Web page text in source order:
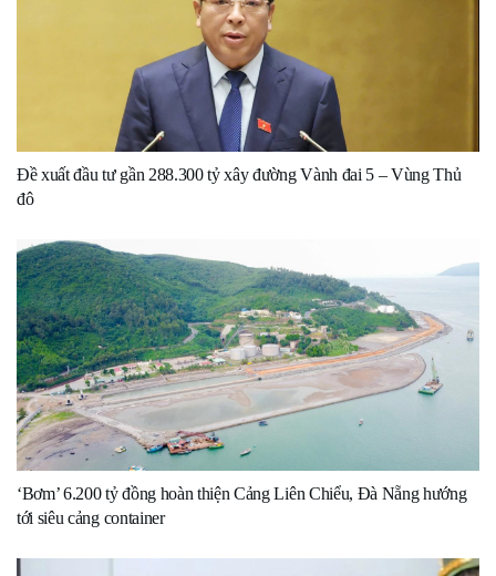
Đề xuất đầu tư gần 288.300 tỷ xây đường Vành đai 5 – Vùng Thủ
đô
‘Bơm’ 6.200 tỷ đồng hoàn thiện Cảng Liên Chiểu, Đà Nẵng hướng
tới siêu cảng container